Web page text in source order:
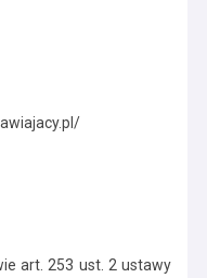
art. 253 ust. 2 ustawy